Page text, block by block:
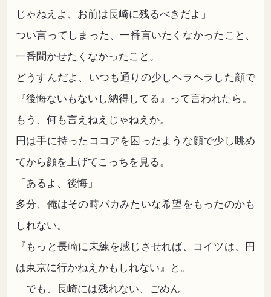
じゃねえよ、お前は長崎に残るべきだよ」
つい言ってしまった、一番言いたくなかったこと、
一番聞かせたくなかったこと。
どうすんだよ、いつも通りの少しヘラヘラした顔で
『後悔ないもないし納得してる』って言われたら。
もう、何も言えねえじゃねえか。
円は手に持ったココアを困ったような顔で少し眺め
てから顔を上げてこっちを見る。
「あるよ、後悔」
多分、俺はその時バカみたいな希望をもったのかも
しれない。
『もっと長崎に未練を感じさせれば、コイツは、円
は東京に行かねえかもしれない』と。
「でも、長崎には残れない、ごめん」